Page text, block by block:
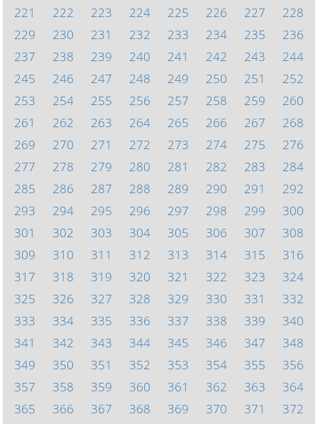
221
222 223 224 225 226 227
228
229
230 231 232 233 234 235
236
237
238 239 240 241 242 243
244
245
246 247 248 249 250 251
252
253
254 255 256 257 258 259
260
261
262 263 264 265 266 267
268
269
270 271 272 273 274 275
276
277
278 279 280 281 282 283
284
285
286 287 288 289 290 291
292
293
294 295 296 297 298 299
300
301
302 303 304 305 306 307
308
309
310 311 312 313 314 315
316
317
318 319 320 321 322 323
324
325
326 327 328 329 330 331
332
333
334 335 336 337 338 339
340
341
342 343 344 345 346 347
348
349
350 351 352 353 354 355
356
357
358 359 360 361 362 363
364
365
366 367 368 369 370 371
372